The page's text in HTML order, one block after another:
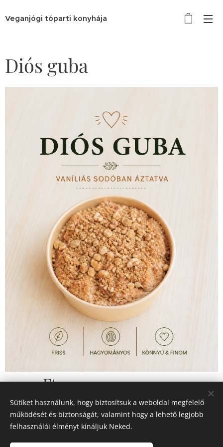
Veganjógi tóparti konyhája
Diós guba
1 400Ft
© 2026 Minden jog fenntartva
Sütik
Sütiket használunk, hogy biztosítsuk a weboldal megfelelő
működését és biztonságát, valamint hogy a lehető legjobb
felhasználói élményt kínáljuk Neked.